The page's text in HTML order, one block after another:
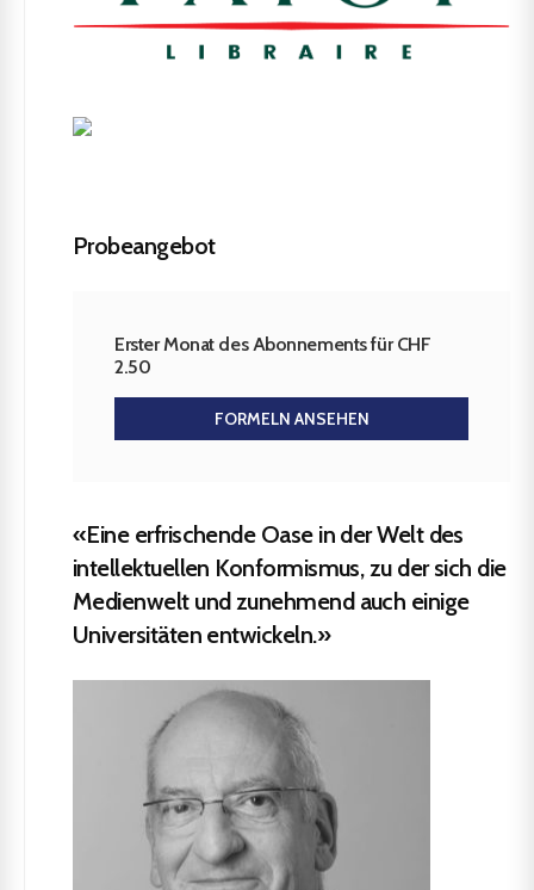
Probeangebot
Erster Monat des Abonnements für CHF
2.50
FORMELN ANSEHEN
«Eine erfrischende Oase in der Welt des
intellektuellen Konformismus, zu der sich die
Medienwelt und zunehmend auch einige
Universitäten entwickeln.»